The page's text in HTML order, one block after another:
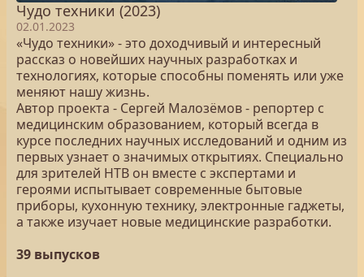
Чудо техники (2023)
02.01.2023
«Чудо техники» - это доходчивый и интересный
рассказ о новейших научных разработках и
технологиях, которые способны поменять или уже
меняют нашу жизнь.
Автор проекта - Сергей Малозёмов - репортер с
медицинским образованием, который всегда в
курсе последних научных исследований и одним из
первых узнает о значимых открытиях. Специально
для зрителей НТВ он вместе с экспертами и
героями испытывает современные бытовые
приборы, кухонную технику, электронные гаджеты,
а также изучает новые медицинские разработки.
39 выпусков